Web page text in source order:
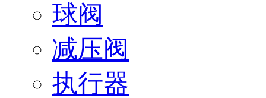
球阀
减压阀
执行器